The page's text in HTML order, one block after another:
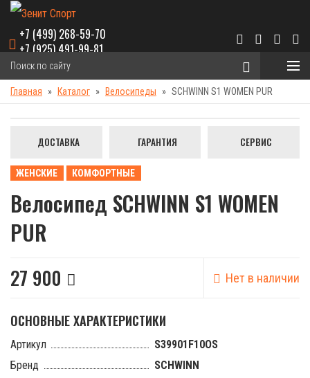
+7 (499) 268-59-70
+7 (925) 491-99-81
Главная Каталог Велосипеды SCHWINN S1 WOMEN PUR
ДОСТАВКА ГАРАНТИЯ СЕРВИС
ЖЕНСКИЕ КОМФОРТНЫЕ
Велосипед SCHWINN S1 WOMEN
PUR
27 900 Нет в наличии
ОСНОВНЫЕ ХАРАКТЕРИСТИКИ
Артикул
S39901F10OS
Бренд
SCHWINN